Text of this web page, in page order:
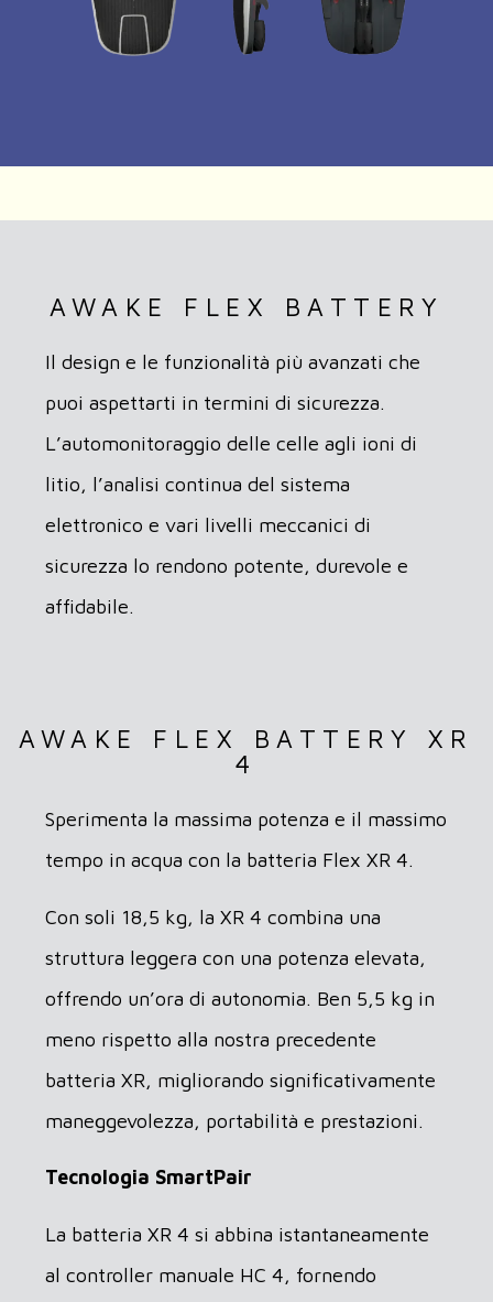
AWAKE FLEX BATTERY
Il design e le funzionalità più avanzati che
puoi aspettarti in termini di sicurezza.
L’automonitoraggio delle celle agli ioni di
litio, l’analisi continua del sistema
elettronico e vari livelli meccanici di
sicurezza lo rendono potente, durevole e
affidabile.
AWAKE FLEX BATTERY XR
4
Sperimenta la massima potenza e il massimo
tempo in acqua con la batteria Flex XR 4.
Con soli 18,5 kg, la XR 4 combina una
struttura leggera con una potenza elevata,
offrendo un’ora di autonomia. Ben 5,5 kg in
meno rispetto alla nostra precedente
batteria XR, migliorando significativamente
maneggevolezza, portabilità e prestazioni.
Tecnologia SmartPair
La batteria XR 4 si abbina istantaneamente
al controller manuale HC 4, fornendo